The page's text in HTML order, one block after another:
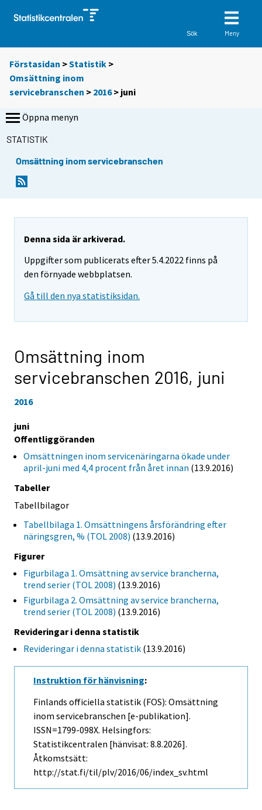
Sök Meny
Förstasidan >Statistik >
Omsättning inom
servicebranschen > 2016> juni
Öppna menyn
STATISTIK
Omsättning inom servicebranschen
Denna sida är arkiverad.
Uppgifter som publicerats efter 5.4.2022 finns på
den förnyade webbplatsen.
Gå till den nya statistiksidan.
Omsättning inom
servicebranschen 2016, juni
2016
juni
Offentliggöranden
Omsättningen inom servicenäringarna ökade under
april-juni med 4,4 procent från året innan (13.9.2016)
Tabeller
Tabellbilagor
Tabellbilaga 1. Omsättningens årsförändring efter
näringsgren, % (TOL 2008) (13.9.2016)
Figurer
Figurbilaga 1. Omsättning av service brancherna,
trend serier (TOL 2008) (13.9.2016)
Figurbilaga 2. Omsättning av service brancherna,
trend serier (TOL 2008) (13.9.2016)
Revideringar i denna statistik
Revideringar i denna statistik (13.9.2016)
Instruktion för hänvisning:
Finlands officiella statistik (FOS): Omsättning
inom servicebranschen [e-publikation].
ISSN=1799-098X. Helsingfors:
Statistikcentralen [hänvisat: 8.8.2026].
Åtkomstsätt:
http://stat.fi/til/plv/2016/06/index_sv.html